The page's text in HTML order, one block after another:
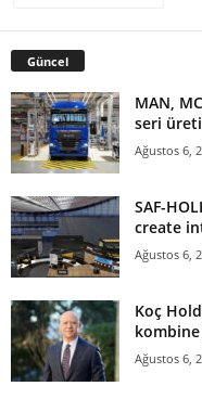
Güncel
MAN,
seri
Ağustos 6,
SAF-
create
Ağustos 6,
Koç
kombine
Ağustos 6,